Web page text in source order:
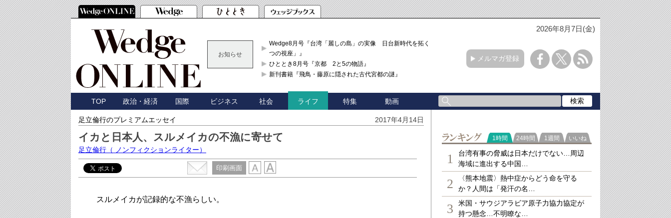
2026年8月7日(金)
お知らせ
Wedge8月号『台湾「麗しの島」の実像 日台新時代を拓く「3
つの視座」』
ひととき8月号『京都 2と5の物語』
新刊書籍『飛鳥・藤原に隠された古代宮都の謎』
メルマガ登録
TOP 政治・経済 国際 ビジネス 社会 ライフ 特集 動画
足立倫行のプレミアムエッセイ 2017年4月14日
イカと日本人、スルメイカの不漁に寄せて
足立倫行 （ ノンフィクションライター）
印刷画面
スルメイカが記録的な不漁らしい。
ランキング
1時間 24時間 1週間 いいね
1
台湾有事の脅威は日本だけでない…周辺
海域に進出する中国…
2
〈熊本地震〉熱中症からどう命を守る
か？人間は「発汗の名…
3
米国・サウジアラビア原子力協力協定が
持つ懸念…不明瞭な…